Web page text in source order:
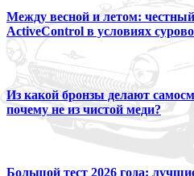
Между весной и летом:
ActiveControl в условиях
Из какой бронзы делают
почему не из чистой меди?
Большой тест 2026 года: